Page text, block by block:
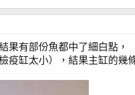
果有部份魚都中了細白點，
疫缸太小），結果主缸的幾